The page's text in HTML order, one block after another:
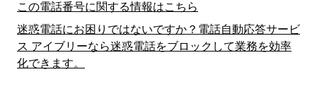
この電話番号に関する情報はこちら
迷惑電話にお困りではないですか？電話自動応答サービ
ス アイブリーなら迷惑電話をブロックして業務を効率
化できます。